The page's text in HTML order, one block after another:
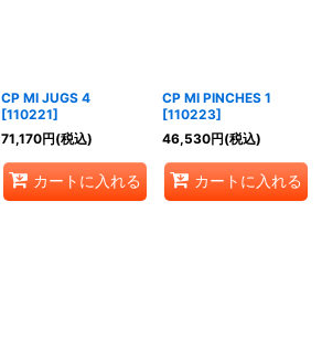
CP MI JUGS 4
[110221]
71,170円(税込)
カートに入れる
CP MI PINCHES 1
[110223]
46,530円(税込)
カートに入れる